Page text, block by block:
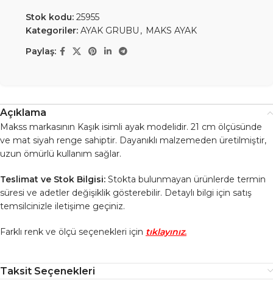
Stok kodu: 25955
Kategoriler: AYAK GRUBU , MAKS AYAK
Paylaş:
Açıklama
Makss markasının Kaşık isimli ayak modelidir. 21 cm ölçüsünde
ve mat siyah renge sahiptir. Dayanıklı malzemeden üretilmiştir,
uzun ömürlü kullanım sağlar.
Teslimat ve Stok Bilgisi: Stokta bulunmayan ürünlerde termin
süresi ve adetler değişiklik gösterebilir. Detaylı bilgi için satış
temsilcinizle iletişime geçiniz.
Farklı renk ve ölçü seçenekleri için tıklayınız.
Taksit Seçenekleri